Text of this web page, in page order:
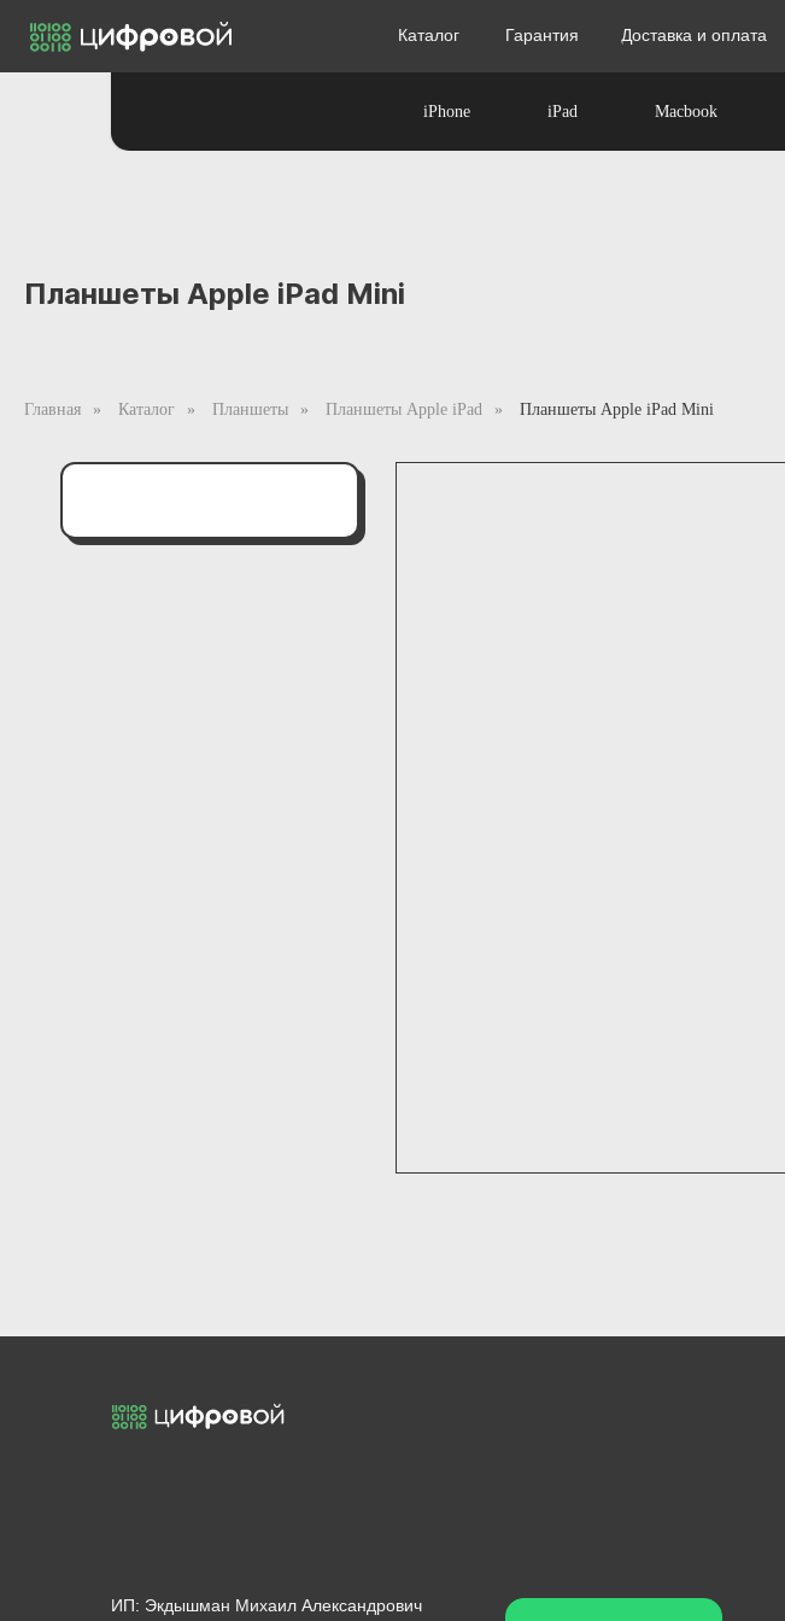
Каталог Гарантия Доставка и оплата
iPhone iPad Macbook
Планшеты Apple iPad Mini
Главная » Каталог » Планшеты » Планшеты Apple iPad » Планшеты Apple iPad Mini
ИП: Экдышман Михаил Александрович